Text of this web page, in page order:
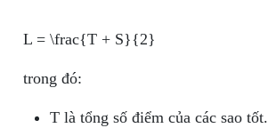
L = \frac{T + S}{2}
trong đó:
Tlà tổng số điểm của các sao tốt.